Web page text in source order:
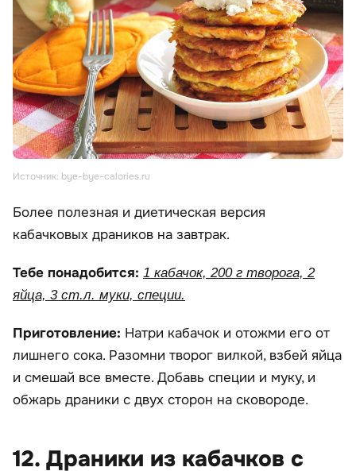
Источник: bye-bye-calories.ru
Более полезная и диетическая версия
кабачковых драников на завтрак.
Тебе понадобится: 1 кабачок, 200 г творога, 2
яйца, 3 ст.л. муки, специи.
Приготовление: Натри кабачок и отожми его от
лишнего сока. Разомни творог вилкой, взбей яйца
и смешай все вместе. Добавь специи и муку, и
обжарь драники с двух сторон на сковороде.
12. Драники из кабачков с